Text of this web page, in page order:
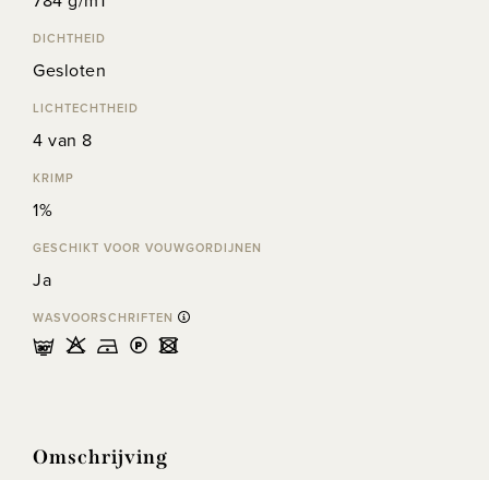
DICHTHEID
Gesloten
LICHTECHTHEID
4 van 8
KRIMP
1%
GESCHIKT VOOR VOUWGORDIJNEN
Ja
WASVOORSCHRIFTEN
mHDLU
Omschrijving